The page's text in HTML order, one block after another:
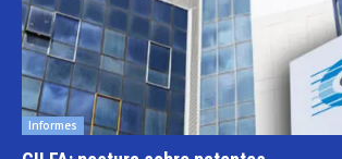
Informes